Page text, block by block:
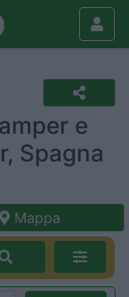
e
Spagna
Mappa